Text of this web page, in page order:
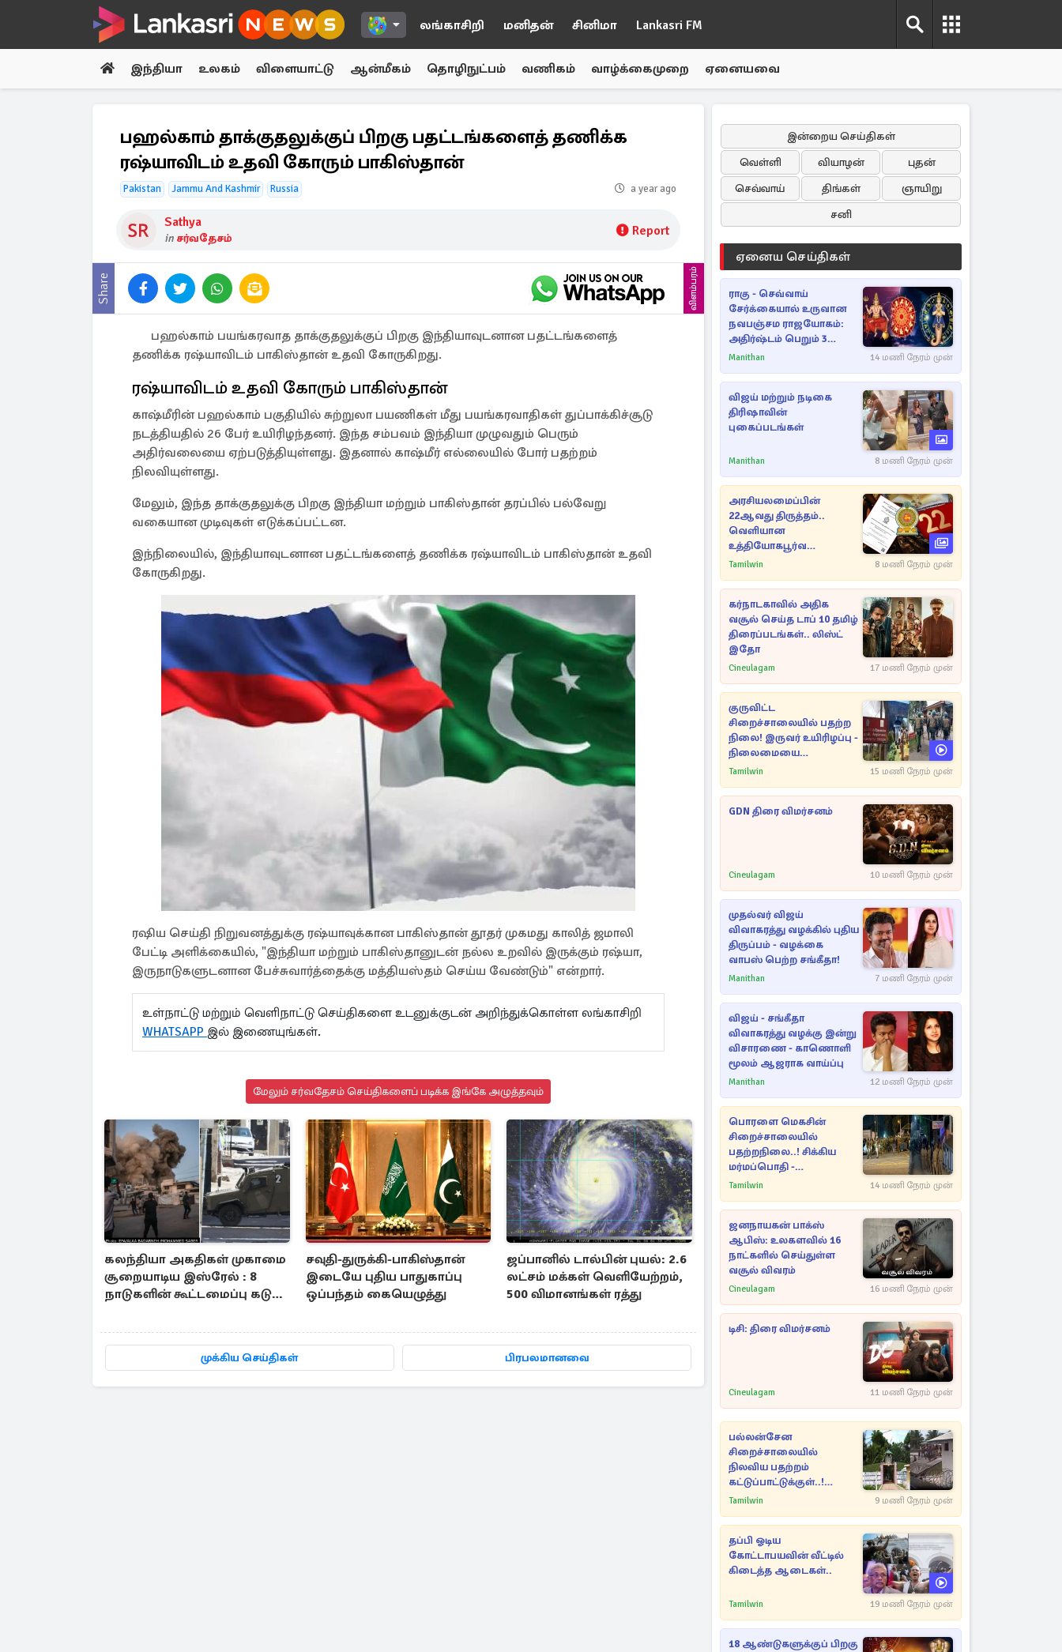
லங்காசிறி மனிதன் சினிமா Lankasri FM
இந்தியா உலகம் விளையாட்டு ஆன்மீகம் தொழிநுட்பம் வணிகம் வாழ்க்கைமுறை ஏனையவை
பஹல்காம் தாக்குதலுக்குப் பிறகு பதட்டங்களைத் தணிக்க
ரஷ்யாவிடம் உதவி கோரும் பாகிஸ்தான்
Pakistan Jammu And Kashmir Russia a year ago
Sathya
in சர்வதேசம் Report
Share விளம்பரம்
பஹல்காம் பயங்கரவாத தாக்குதலுக்குப் பிறகு இந்தியாவுடனான பதட்டங்களைத்
தணிக்க ரஷ்யாவிடம் பாகிஸ்தான் உதவி கோருகிறது.
ரஷ்யாவிடம் உதவி கோரும் பாகிஸ்தான்
காஷ்மீரின் பஹல்காம் பகுதியில் சுற்றுலா பயணிகள் மீது பயங்கரவாதிகள் துப்பாக்கிச்சூடு
நடத்தியதில் 26 பேர் உயிரிழந்தனர். இந்த சம்பவம் இந்தியா முழுவதும் பெரும்
அதிர்வலையை ஏற்படுத்தியுள்ளது. இதனால் காஷ்மீர் எல்லையில் போர் பதற்றம்
நிலவியுள்ளது.
மேலும், இந்த தாக்குதலுக்கு பிறகு இந்தியா மற்றும் பாகிஸ்தான் தரப்பில் பல்வேறு
வகையான முடிவுகள் எடுக்கப்பட்டன.
இந்நிலையில், இந்தியாவுடனான பதட்டங்களைத் தணிக்க ரஷ்யாவிடம் பாகிஸ்தான் உதவி
கோருகிறது.
ரஷிய செய்தி நிறுவனத்துக்கு ரஷ்யாவுக்கான பாகிஸ்தான் தூதர் முகமது காலித் ஜமாலி
பேட்டி அளிக்கையில், "இந்தியா மற்றும் பாகிஸ்தானுடன் நல்ல உறவில் இருக்கும் ரஷ்யா,
இருநாடுகளுடனான பேச்சுவார்த்தைக்கு மத்தியஸ்தம் செய்ய வேண்டும்" என்றார்.
உள்நாட்டு மற்றும் வெளிநாட்டு செய்திகளை உடனுக்குடன் அறிந்துக்கொள்ள லங்காசிறி
WHATSAPP இல் இணையுங்கள்.
மேலும் சர்வதேசம் செய்திகளைப் படிக்க இங்கே அழுத்தவும்
கலந்தியா அகதிகள் முகாமை
சூறையாடிய இஸ்ரேல் : 8
நாடுகளின் கூட்டமைப்பு கடும்
சவுதி-துருக்கி-பாகிஸ்தான்
இடையே புதிய பாதுகாப்பு
ஒப்பந்தம் கையெழுத்து
ஜப்பானில் டால்பின் புயல்: 2.6
லட்சம் மக்கள் வெளியேற்றம்,
500 விமானங்கள் ரத்து
முக்கிய செய்திகள் பிரபலமானவை
இன்றைய செய்திகள்
வெள்ளி
வியாழன்
புதன்
செவ்வாய்
திங்கள்
ஞாயிறு
சனி
ஏனைய செய்திகள்
ராகு - செவ்வாய்
சேர்க்கையால் உருவான
நவபஞ்சம ராஜயோகம்:
அதிர்ஷ்டம் பெறும் 3
ராசிகள்!
Manithan 14 மணி நேரம் முன்
விஜய் மற்றும் நடிகை
திரிஷாவின்
புகைப்படங்கள்
Manithan 8 மணி நேரம் முன்
அரசியலமைப்பின்
22ஆவது திருத்தம்..
வெளியான
உத்தியோகபூர்வ
அறிவிப்பு!
Tamilwin 8 மணி நேரம் முன்
கர்நாடகாவில் அதிக
வசூல் செய்த டாப் 10 தமிழ்
திரைப்படங்கள்.. லிஸ்ட்
இதோ
Cineulagam 17 மணி நேரம் முன்
குருவிட்ட
சிறைச்சாலையில் பதற்ற
நிலை! இருவர் உயிரிழப்பு -
நிலைமையை
கட்டுப்படுத்த பொலிஸார்
Tamilwin 15 மணி நேரம் முன்
GDN திரை விமர்சனம்
Cineulagam 10 மணி நேரம் முன்
முதல்வர் விஜய்
விவாகரத்து வழக்கில் புதிய
திருப்பம் - வழக்கை
வாபஸ் பெற்ற சங்கீதா!
Manithan 7 மணி நேரம் முன்
விஜய் - சங்கீதா
விவாகரத்து வழக்கு இன்று
விசாரணை - காணொளி
மூலம் ஆஜராக வாய்ப்பு
Manithan 12 மணி நேரம் முன்
பொரளை மெகசின்
சிறைச்சாலையில்
பதற்றநிலை..! சிக்கிய
மர்மப்பொதி -
பின்னணியில் வெளியான
Tamilwin 14 மணி நேரம் முன்
ஜனநாயகன் பாக்ஸ்
ஆபிஸ்: உலகளவில் 16
நாட்களில் செய்துள்ள
வசூல் விவரம்
Cineulagam 16 மணி நேரம் முன்
டிசி: திரை விமர்சனம்
Cineulagam 11 மணி நேரம் முன்
பல்லன்சேன
சிறைச்சாலையில்
நிலவிய பதற்றம்
கட்டுப்பாட்டுக்குள்..!
அதிரடியாக களமிறங்கிய
Tamilwin 9 மணி நேரம் முன்
தப்பி ஓடிய
கோட்டாபயவின் வீட்டில்
கிடைத்த ஆடைகள்..
Tamilwin 19 மணி நேரம் முன்
18 ஆண்டுகளுக்குப் பிறகு